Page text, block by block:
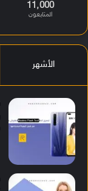
11٬000
المتابعون
الأشهر